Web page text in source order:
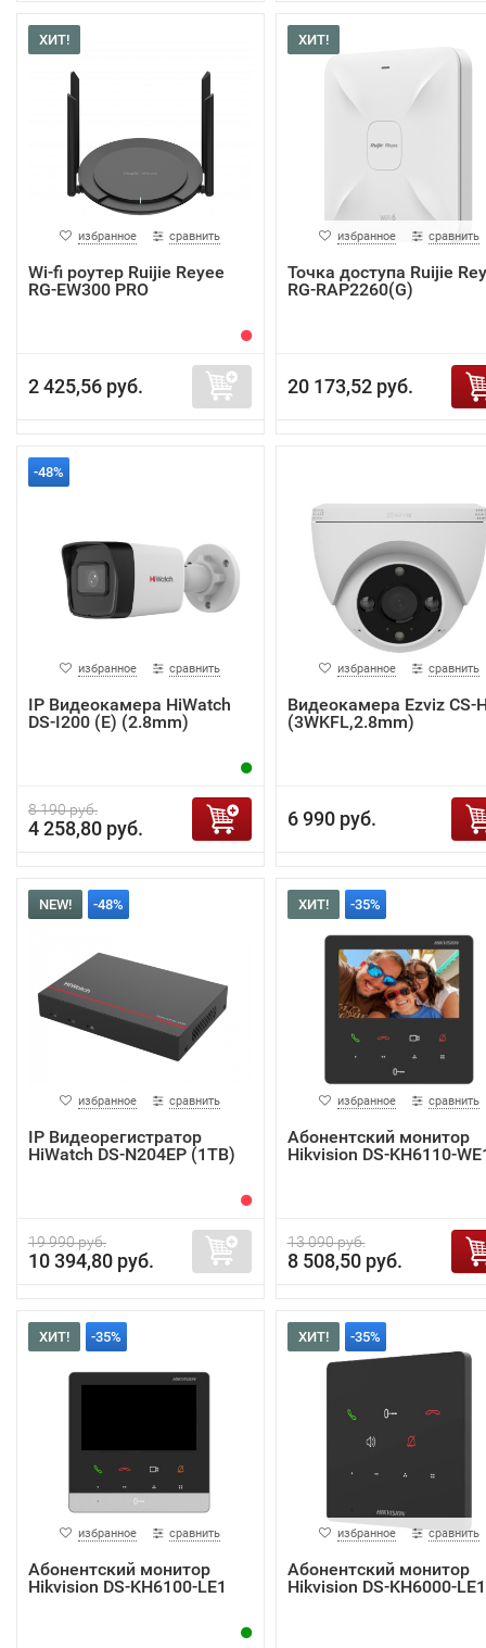
ХИТ!
избранное сравнить
Wi-fi роутер Ruijie Reyee
RG-EW300 PRO
2 425,56 руб.
ХИТ!
избранное сравнить
Точка доступа Ruijie
RG-RAP2260(G)
20 173,52 руб.
-48%
избранное сравнить
IP Видеокамера HiWatch
DS-I200 (E) (2.8mm)
8 190 руб.
4 258,80 руб.
избранное сравнить
Видеокамера Ezviz CS-
(3WKFL,2.8mm)
6 990 руб.
NEW! -48%
избранное сравнить
IP Видеорегистратор
HiWatch DS-N204EP (1TB)
19 990 руб.
10 394,80 руб.
ХИТ! -35%
избранное сравнить
Абонентский монитор
Hikvision DS-KH6110-
13 090 руб.
8 508,50 руб.
ХИТ! -35%
избранное сравнить
Абонентский монитор
Hikvision DS-KH6100-LE1
ХИТ! -35%
избранное сравнить
Абонентский монитор
Hikvision DS-KH6000-LE1